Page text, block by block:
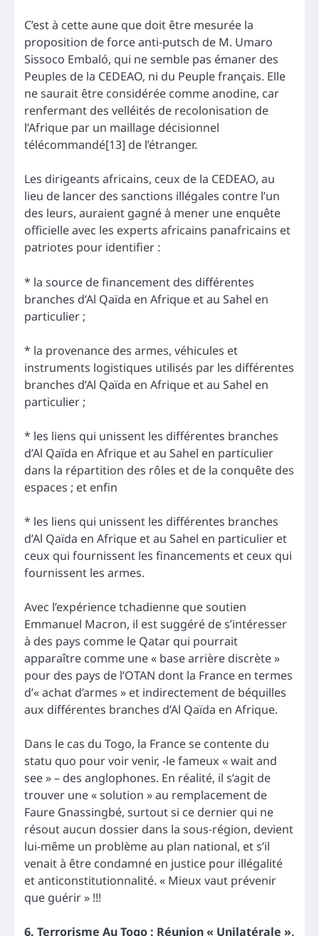
C’est à cette aune que doit être mesurée la
proposition de force anti-putsch de M. Umaro
Sissoco Embaló, qui ne semble pas émaner des
Peuples de la CEDEAO, ni du Peuple français. Elle
ne saurait être considérée comme anodine, car
renfermant des velléités de recolonisation de
l’Afrique par un maillage décisionnel
télécommandé[13] de l’étranger.
Les dirigeants africains, ceux de la CEDEAO, au
lieu de lancer des sanctions illégales contre l’un
des leurs, auraient gagné à mener une enquête
officielle avec les experts africains panafricains et
patriotes pour identifier :
* la source de financement des différentes
branches d’Al Qaïda en Afrique et au Sahel en
particulier ;
* la provenance des armes, véhicules et
instruments logistiques utilisés par les différentes
branches d’Al Qaïda en Afrique et au Sahel en
particulier ;
* les liens qui unissent les différentes branches
d’Al Qaïda en Afrique et au Sahel en particulier
dans la répartition des rôles et de la conquête des
espaces ; et enfin
* les liens qui unissent les différentes branches
d’Al Qaïda en Afrique et au Sahel en particulier et
ceux qui fournissent les financements et ceux qui
fournissent les armes.
Avec l’expérience tchadienne que soutien
Emmanuel Macron, il est suggéré de s’intéresser
à des pays comme le Qatar qui pourrait
apparaître comme une « base arrière discrète »
pour des pays de l’OTAN dont la France en termes
d’« achat d’armes » et indirectement de béquilles
aux différentes branches d’Al Qaïda en Afrique.
Dans le cas du Togo, la France se contente du
statu quo pour voir venir, -le fameux « wait and
see » – des anglophones. En réalité, il s’agit de
trouver une « solution » au remplacement de
Faure Gnassingbé, surtout si ce dernier qui ne
résout aucun dossier dans la sous-région, devient
lui-même un problème au plan national, et s’il
venait à être condamné en justice pour illégalité
et anticonstitutionnalité. « Mieux vaut prévenir
que guérir » !!!
6. Terrorisme Au Togo : Réunion « Unilatérale »,